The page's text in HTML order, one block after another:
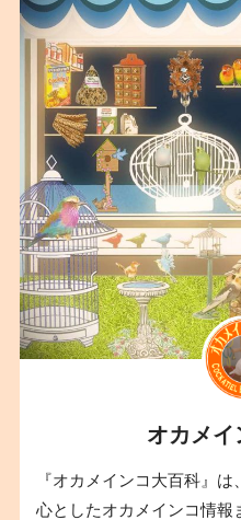
オカメ
『オカメインコ大百科』
心としたオカメインコ情報